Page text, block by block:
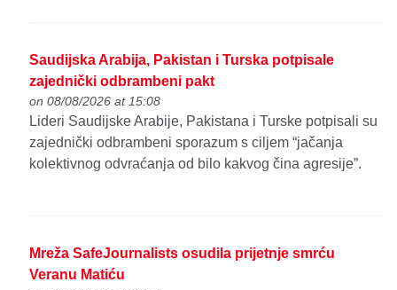
Saudijska Arabija, Pakistan i Turska potpisale
zajednički odbrambeni pakt
on 08/08/2026 at 15:08
Lideri Saudijske Arabije, Pakistana i Turske potpisali su
zajednički odbrambeni sporazum s ciljem “jačanja
kolektivnog odvraćanja od bilo kakvog čina agresije”.
Mreža SafeJournalists osudila prijetnje smrću
Veranu Matiću